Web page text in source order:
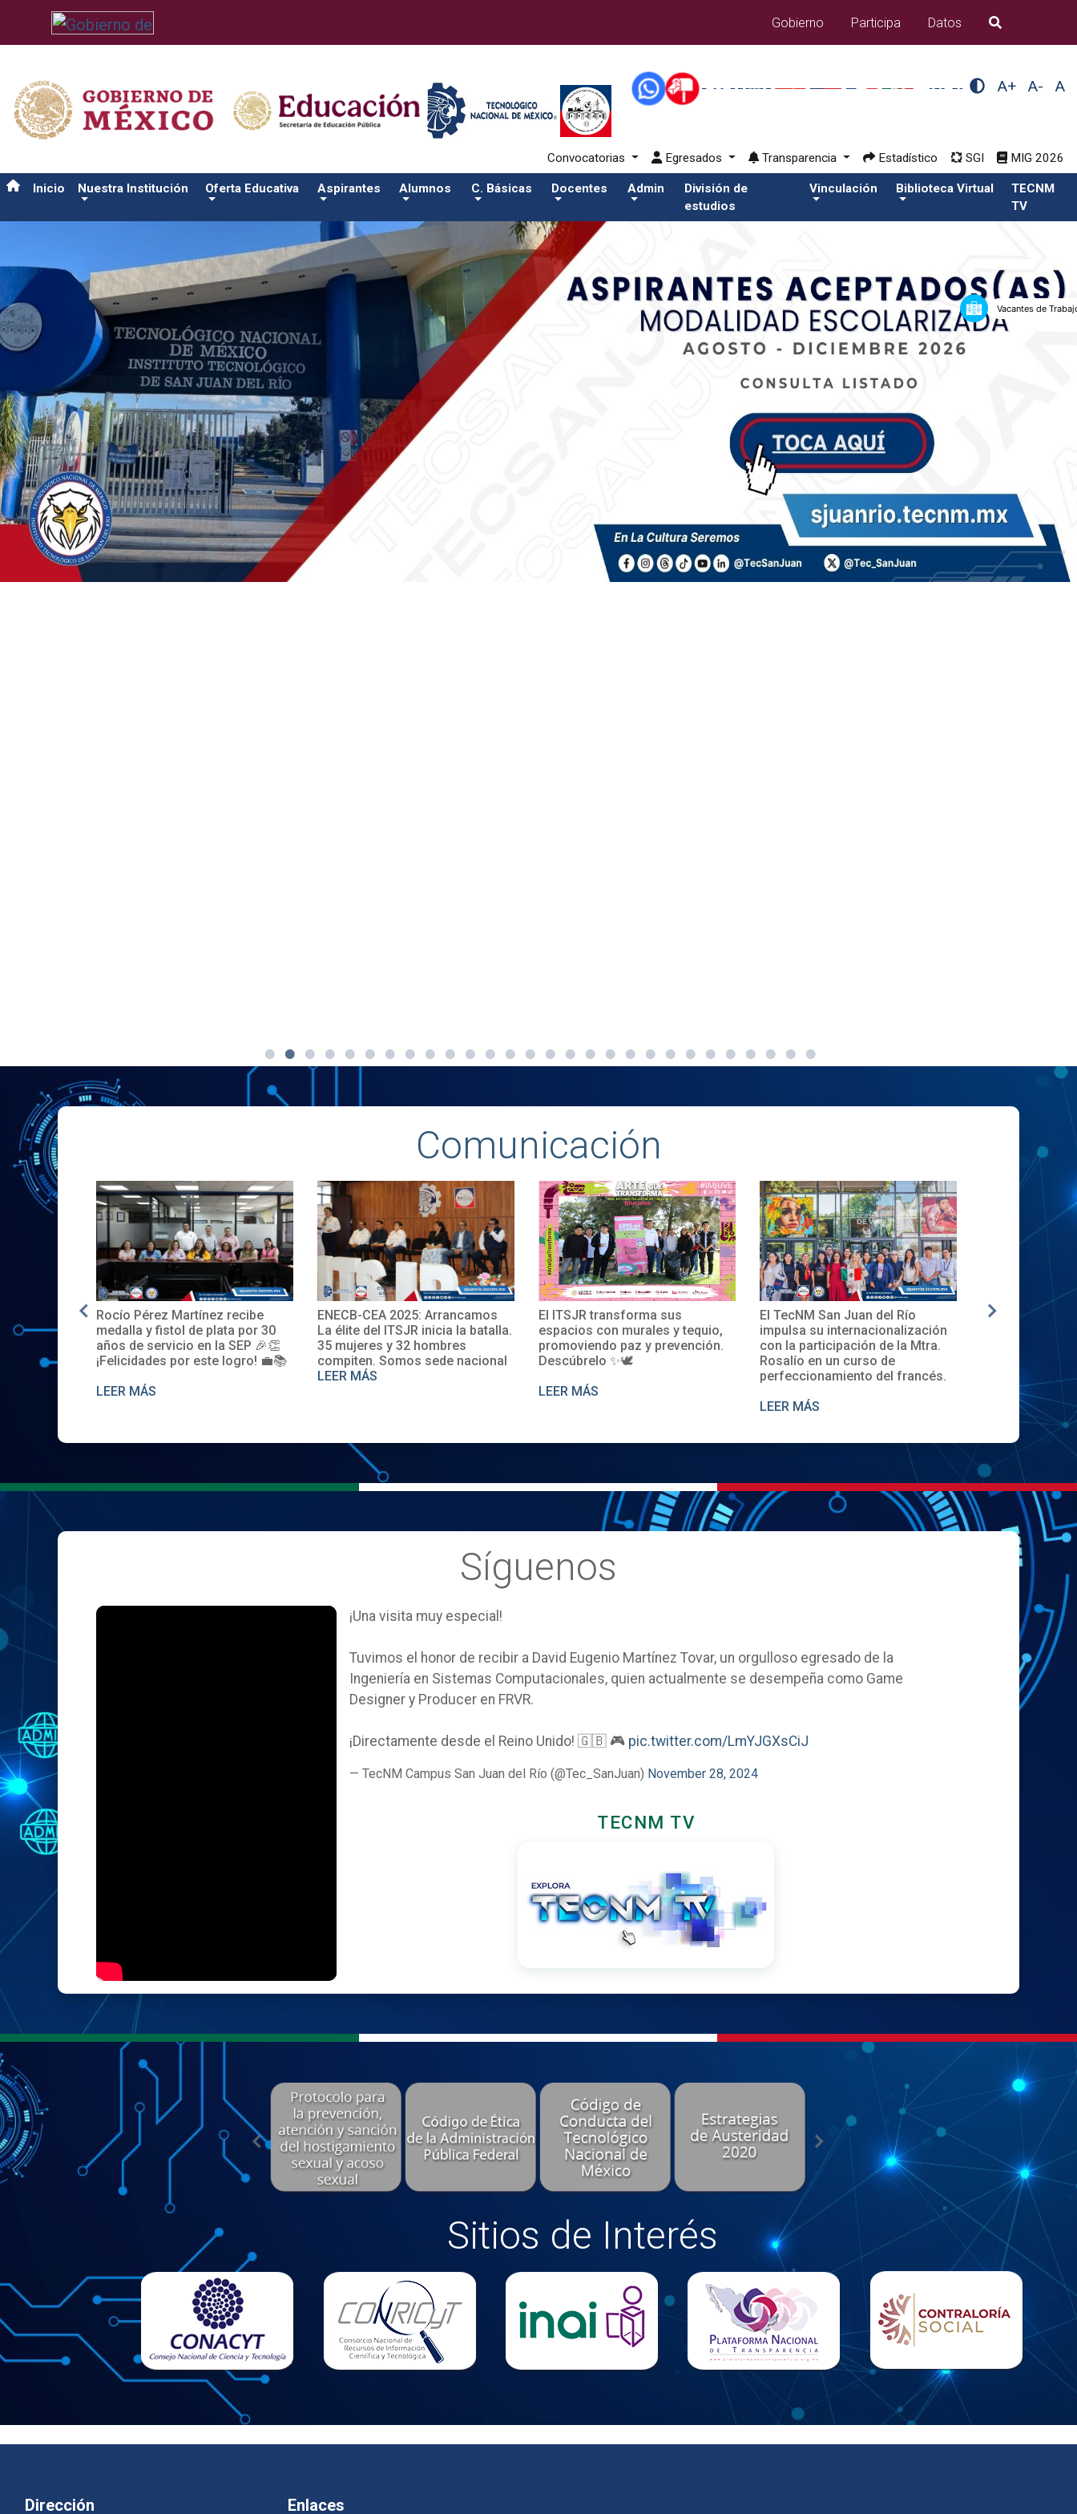
/usr/bin/ruby /www/wwwroot/sjuanrio.tecnm.mx/api/article.rb alumnos/residenciasSalida del comando:
Gobierno
Participa Datos B�squeda
A+ A- A
Convocatorias Egresados Transparencia Estadístico SGI MIG 2026
Inicio Nuestra Institución Oferta Educativa Aspirantes Alumnos C. Básicas Docentes Admin
División de
estudios
Vinculación Biblioteca Virtual
TECNM
TV
Comunicación
EE.UU.
Rocío Pérez Martínez recibe
medalla y fistol de plata por 30
años de servicio en la SEP 🎉👏
¡Felicidades por este logro! 💼📚
LEER MÁS
ENECB-CEA 2025: Arrancamos
La élite del ITSJR inicia la batalla.
35 mujeres y 32 hombres
compiten. Somos sede nacional
LEER MÁS
El ITSJR transforma sus
espacios con murales y tequio,
promoviendo paz y prevención.
Descúbrelo ✨🕊
LEER MÁS
El TecNM San Juan del Río
impulsa su internacionalización
con la participación de la Mtra.
Rosalío en un curso de
perfeccionamiento del francés.
LEER MÁS
✨🎓Toma de
Síguenos
¡Una visita muy especial!
Tuvimos el honor de recibir a David Eugenio Martínez Tovar, un orgulloso egresado de la
Ingeniería en Sistemas Computacionales, quien actualmente se desempeña como Game
Designer y Producer en FRVR.
¡Directamente desde el Reino Unido! 🇬🇧 🎮 pic.twitter.com/LmYJGXsCiJ
— TecNM Campus San Juan del Río (@Tec_SanJuan) November 28, 2024
TECNM TV
Sitios de Interés
Dirección Enlaces